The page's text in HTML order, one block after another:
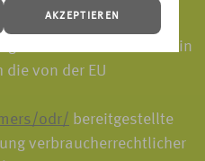
AKZEPTIEREN
teil. Daher kann ein
die von der EU
odr/ bereitgestellte
verbraucherrechtlicher